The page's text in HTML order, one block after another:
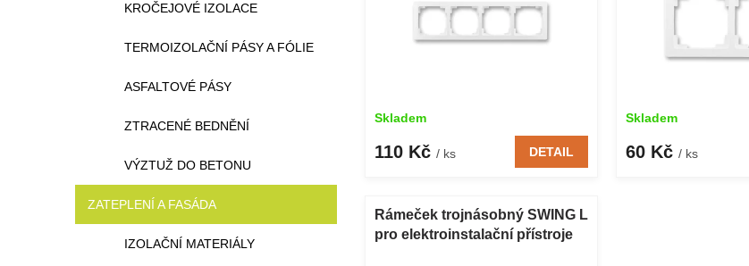
KROČEJOVÉ IZOLACE
TERMOIZOLAČNÍ PÁSY A FÓLIE
ASFALTOVÉ PÁSY
ZTRACENÉ BEDNĚNÍ
VÝZTUŽ DO BETONU
ZATEPLENÍ A FASÁDA
IZOLAČNÍ MATERIÁLY
Skladem
110 Kč / ks DETAIL
Skladem
60 Kč / ks
Rámeček trojnásobný SWING L
pro elektroinstalační přístroje